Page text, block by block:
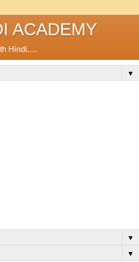
ACADEMY
Hindi.....
▼
▼
▼